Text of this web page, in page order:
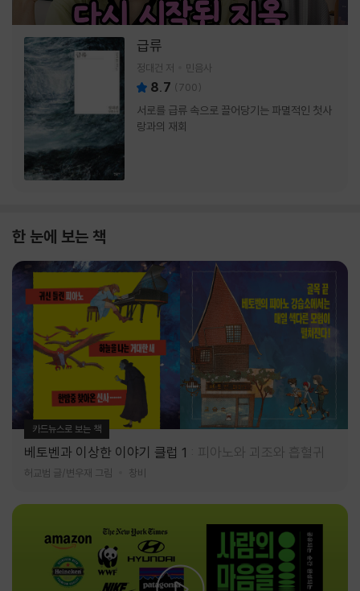
급류
정대건 저 민음사
8.7 (700)
서로를 급류 속으로 끌어당기는 파멸적인 첫사
랑과의 재회
한 눈에 보는 책
카드뉴스로 보는 책
베토벤과 이상한 이야기 클럽 1 피아노와 괴조와 흡혈귀
허교범 글/변우재 그림 창비